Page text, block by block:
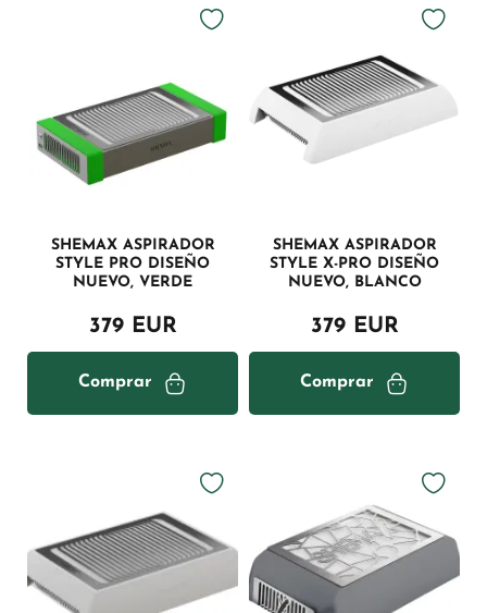
SHEMAX ASPIRADOR
STYLE PRO DISEÑO
NUEVO, VERDE
379 EUR
Comprar
SHEMAX ASPIRADOR
STYLE X-PRO DISEÑO
NUEVO, BLANCO
379 EUR
Comprar